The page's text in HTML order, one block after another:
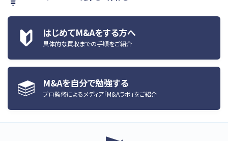
はじめてM&Aをする方へ
具体的な買収までの手順をご紹介
M&Aを自分で勉強する
プロ監修によるメディア「M&Aラボ」をご紹介